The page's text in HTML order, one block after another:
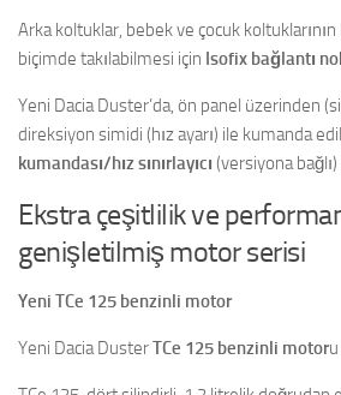
Arka koltuklar, bebek ve çocuk
biçimde takılabilmesi için Isofix bağlantı
Yeni Dacia Duster’da, ön panel üzerinden
direksiyon simidi (hız ayarı) ile kumanda
kumandası/hız sınırlayıcı (versiyona
Ekstra çeşitlilik ve
genişletilmiş motor serisi
Yeni TCe 125 benzinli motor
Yeni Dacia DusterTCe 125 benzinli motor